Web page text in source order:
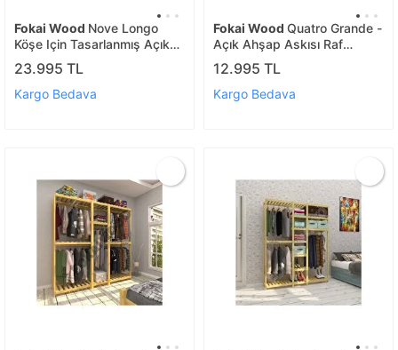
Fokai Wood Nove Longo
Köşe Için Tasarlanmış Açık
Ahşap Gardırop
23.995 TL
Kargo Bedava
Fokai Wood Quatro Grande -
Açık Ahşap Askısı Raf
Sistemi
12.995 TL
Kargo Bedava